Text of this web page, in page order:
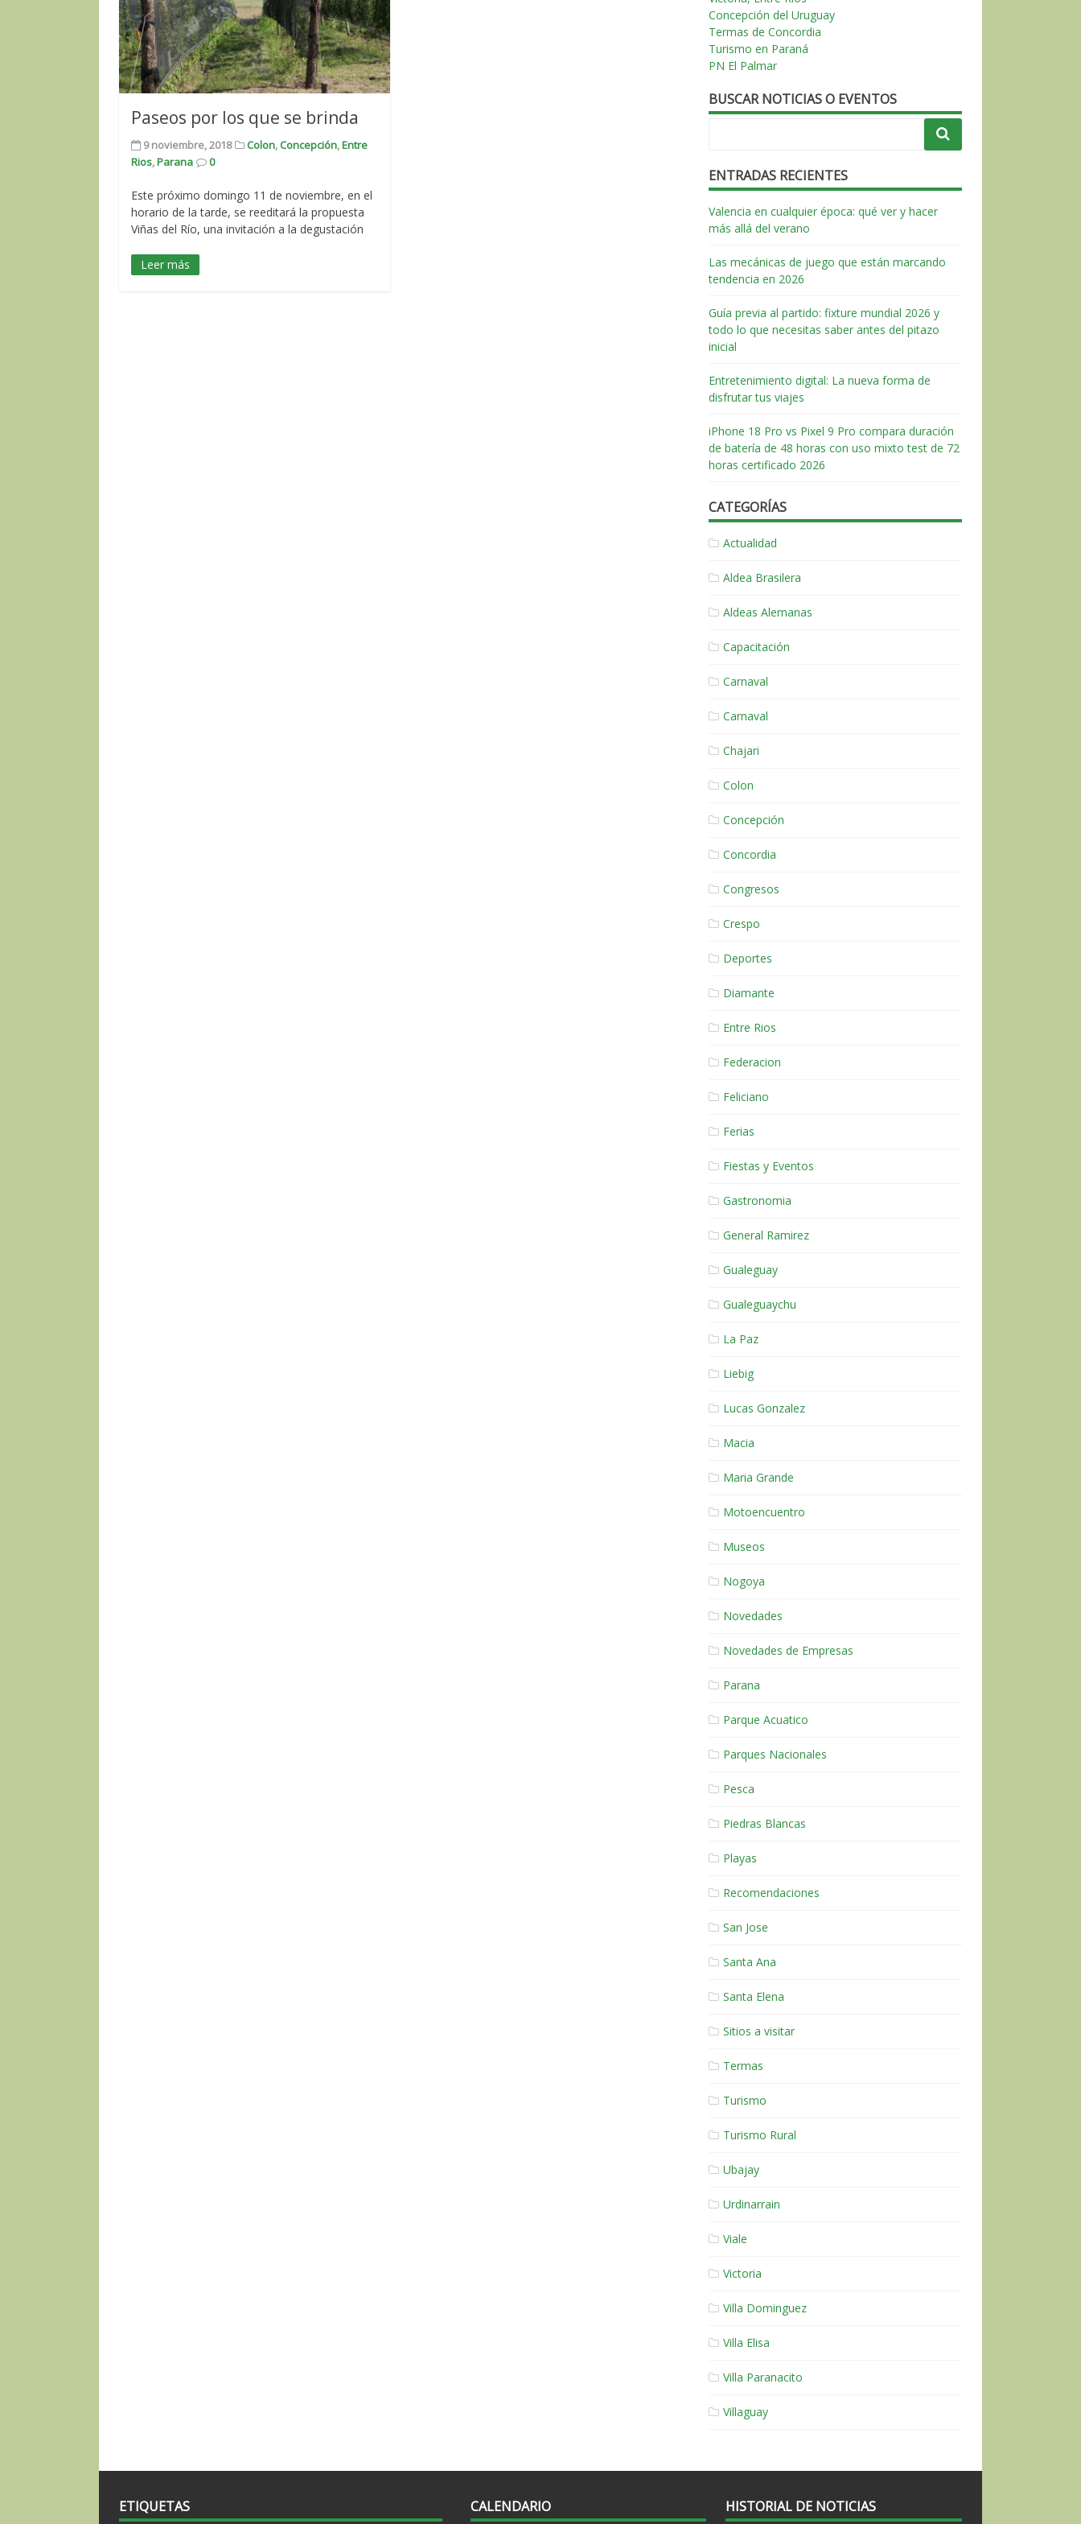
Paseos por los que se brinda
9 noviembre, 2018 Colon,Concepción,Entre
Rios,Parana 0
Este próximo domingo 11 de noviembre, en el
horario de la tarde, se reeditará la propuesta
Viñas del Río, una invitación a la degustación
Leer más
Concepción del Uruguay
Termas de Concordia
Turismo en Paraná
PN El Palmar
BUSCAR NOTICIAS O EVENTOS
ENTRADAS RECIENTES
Valencia en cualquier época: qué ver y hacer
más allá del verano
Las mecánicas de juego que están marcando
tendencia en 2026
Guía previa al partido: fixture mundial 2026 y
todo lo que necesitas saber antes del pitazo
inicial
Entretenimiento digital: La nueva forma de
disfrutar tus viajes
iPhone 18 Pro vs Pixel 9 Pro compara duración
de batería de 48 horas con uso mixto test de 72
horas certificado 2026
CATEGORÍAS
Actualidad
Aldea Brasilera
Aldeas Alemanas
Capacitación
Carnaval
Carnaval
Chajari
Colon
Concepción
Concordia
Congresos
Crespo
Deportes
Diamante
Entre Rios
Federacion
Feliciano
Ferias
Fiestas y Eventos
Gastronomia
General Ramirez
Gualeguay
Gualeguaychu
La Paz
Liebig
Lucas Gonzalez
Macia
Maria Grande
Motoencuentro
Museos
Nogoya
Novedades
Novedades de Empresas
Parana
Parque Acuatico
Parques Nacionales
Pesca
Piedras Blancas
Playas
Recomendaciones
San Jose
Santa Ana
Santa Elena
Sitios a visitar
Termas
Turismo
Turismo Rural
Ubajay
Urdinarrain
Viale
Victoria
Villa Dominguez
Villa Elisa
Villa Paranacito
Villaguay
ETIQUETAS CALENDARIO HISTORIAL DE NOTICIAS